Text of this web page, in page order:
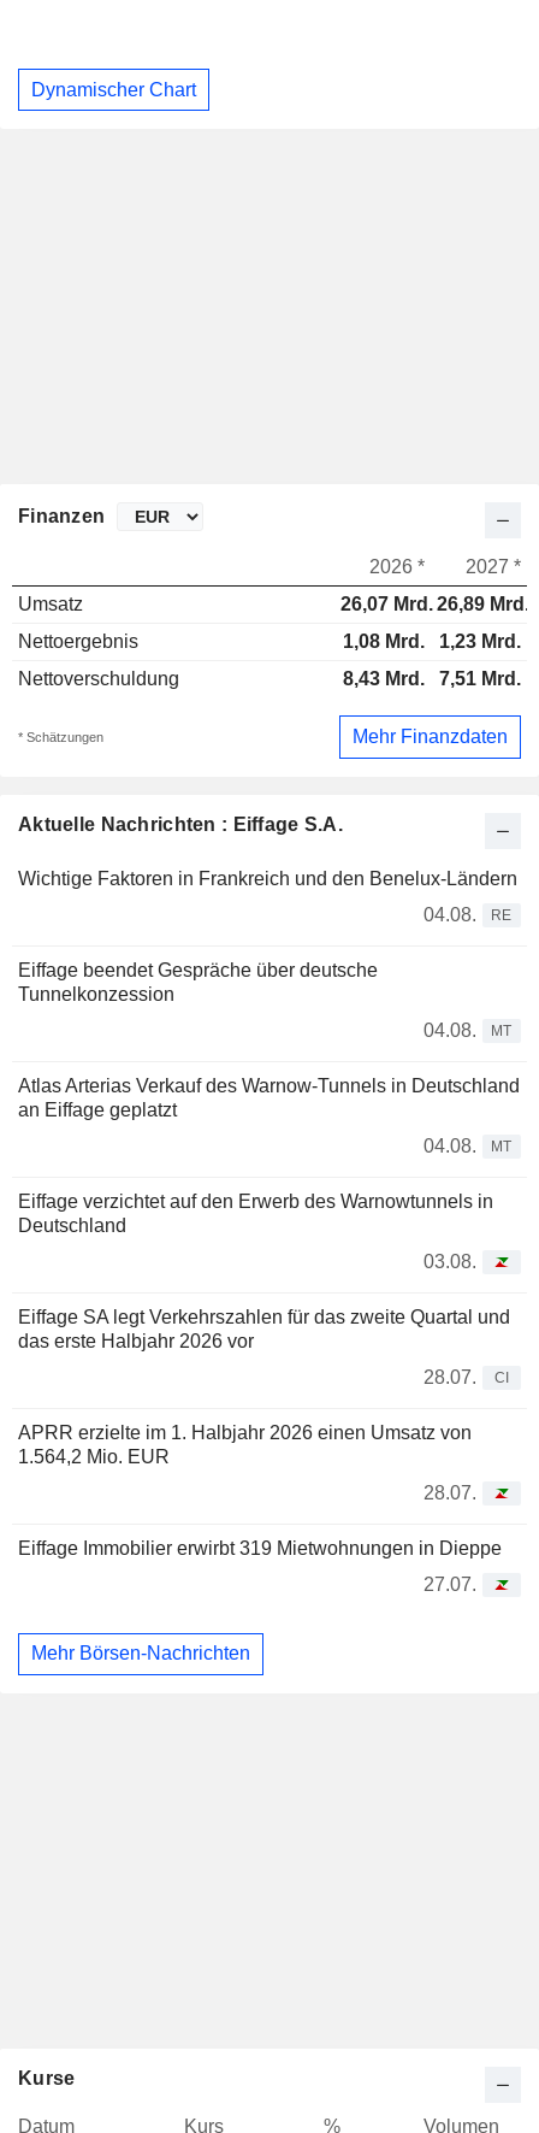
Dynamischer Chart
Aktuelle Nachrichten : Eiffage S.A.
Wichtige Faktoren in Frankreich und den Benelux-Ländern
04.08.
RE
Eiffage beendet Gespräche über deutsche
Tunnelkonzession
04.08.
MT
Atlas Arterias Verkauf des Warnow-Tunnels in Deutschland
an Eiffage geplatzt
04.08.
MT
Eiffage verzichtet auf den Erwerb des Warnowtunnels in
Deutschland
03.08.
Eiffage SA legt Verkehrszahlen für das zweite Quartal und
das erste Halbjahr 2026 vor
28.07.
CI
APRR erzielte im 1. Halbjahr 2026 einen Umsatz von
1.564,2 Mio. EUR
28.07.
Eiffage Immobilier erwirbt 319 Mietwohnungen in Dieppe
27.07.
Mehr Börsen-Nachrichten
Finanzen
2026 *
2027 *
Umsatz
26,07 Mrd.26,89 Mrd.
Nettoergebnis
1,08 Mrd.
1,23 Mrd.
Nettoverschuldung
8,43 Mrd. 7,51 Mrd.
* Schätzungen Mehr Finanzdaten
Kurse
Datum Kurs % Volumen